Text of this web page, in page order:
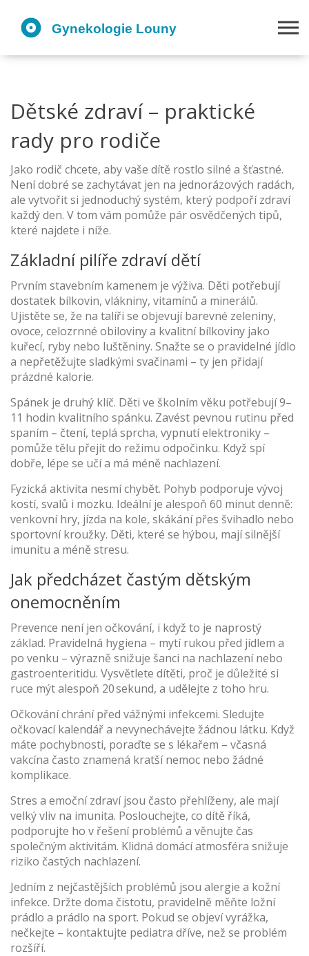
Dětské zdraví – praktické
rady pro rodiče
Jako rodič chcete, aby vaše dítě rostlo silné a šťastné.
Není dobré se zachytávat jen na jednorázových radách,
ale vytvořit si jednoduchý systém, který podpoří zdraví
každý den. V tom vám pomůže pár osvědčených tipů,
které najdete i níže.
Základní pilíře zdraví dětí
Prvním stavebním kamenem je výživa. Děti potřebují
dostatek bílkovin, vlákniny, vitamínů a minerálů.
Ujistěte se, že na talíři se objevují barevné zeleniny,
ovoce, celozrnné obiloviny a kvalitní bílkoviny jako
kuřecí, ryby nebo luštěniny. Snažte se o pravidelné jídlo
a nepřetěžujte sladkými svačinami – ty jen přidají
prázdné kalorie.
Spánek je druhý klíč. Děti ve školním věku potřebují 9–
11 hodin kvalitního spánku. Zavést pevnou rutinu před
spaním – čtení, teplá sprcha, vypnutí elektroniky –
pomůže tělu přejít do režimu odpočinku. Když spí
dobře, lépe se učí a má méně nachlazení.
Fyzická aktivita nesmí chybět. Pohyb podporuje vývoj
kostí, svalů i mozku. Ideální je alespoň 60 minut denně:
venkovní hry, jízda na kole, skákání přes švihadlo nebo
sportovní kroužky. Děti, které se hýbou, mají silnější
imunitu a méně stresu.
Jak předcházet častým dětským
onemocněním
Prevence není jen očkování, i když to je naprostý
základ. Pravidelná hygiena – mytí rukou před jídlem a
po venku – výrazně snižuje šanci na nachlazení nebo
gastroenteritidu. Vysvětlete dítěti, proč je důležité si
ruce mýt alespoň 20 sekund, a udělejte z toho hru.
Očkování chrání před vážnými infekcemi. Sledujte
očkovací kalendář a nevynechávejte žádnou látku. Když
máte pochybnosti, poraďte se s lékařem – včasná
vakcína často znamená kratší nemoc nebo žádné
komplikace.
Stres a emoční zdraví jsou často přehlíženy, ale mají
velký vliv na imunita. Poslouchejte, co dítě říká,
podporujte ho v řešení problémů a věnujte čas
společným aktivitám. Klidná domácí atmosféra snižuje
riziko častých nachlazení.
Jedním z nejčastějších problémů jsou alergie a kožní
infekce. Držte doma čistotu, pravidelně měňte ložní
prádlo a prádlo na sport. Pokud se objeví vyrážka,
nečkejte – kontaktujte pediatra dříve, než se problém
rozšíří.